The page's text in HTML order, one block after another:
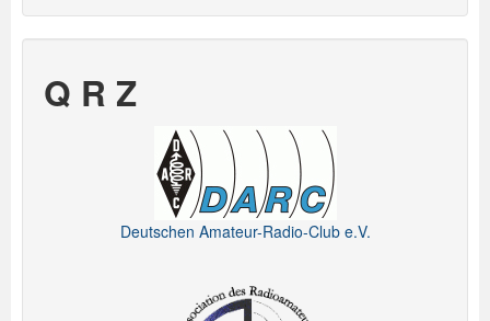
Q R Z
Deutschen Amateur-Radio-Club e.V.